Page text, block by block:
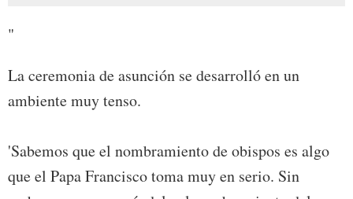
"
La ceremonia de asunción se desarrolló en un
ambiente muy tenso.
'Sabemos que el nombramiento de obispos es algo
que el Papa Francisco toma muy en serio. Sin